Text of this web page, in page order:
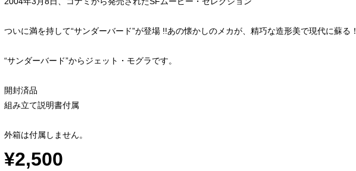
ついに満を持して“サンダーバード”が登場 !!あの懐かしのメカが、精巧な造形美で現代に蘇る！
“サンダーバード”からジェット・モグラです。
開封済品
組み立て説明書付属
外箱は付属しません。
¥2,500